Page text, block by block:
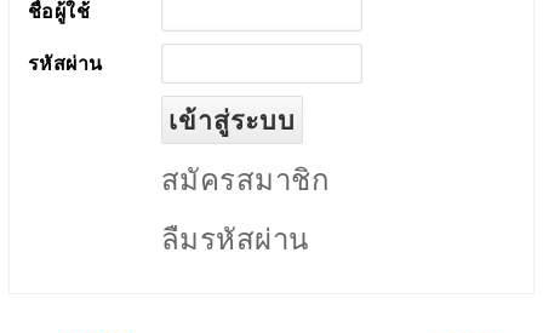
ชื่อผู้ใช้
รหัสผ่าน
สมัครสมาชิก
ลืมรหัสผ่าน